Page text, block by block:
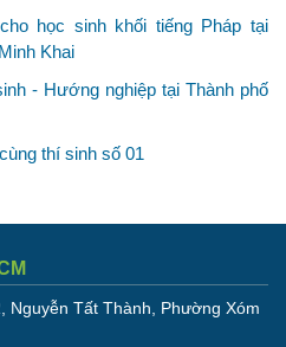
học sinh khối tiếng Pháp tại
Khai
- Hướng nghiệp tại Thành phố
thí sinh số 01
Nguyễn Tất Thành, Phường Xóm